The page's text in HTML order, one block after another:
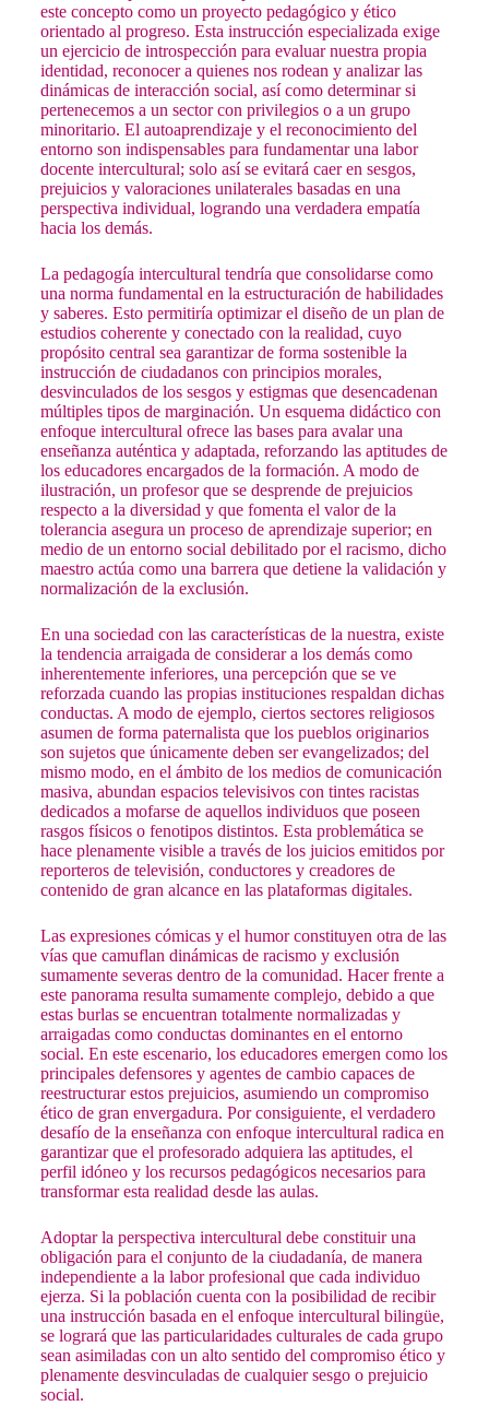
este concepto como un proyecto pedagógico y ético
orientado al progreso. Esta instrucción especializada exige
un ejercicio de introspección para evaluar nuestra propia
identidad, reconocer a quienes nos rodean y analizar las
dinámicas de interacción social, así como determinar si
pertenecemos a un sector con privilegios o a un grupo
minoritario. El autoaprendizaje y el reconocimiento del
entorno son indispensables para fundamentar una labor
docente intercultural; solo así se evitará caer en sesgos,
prejuicios y valoraciones unilaterales basadas en una
perspectiva individual, logrando una verdadera empatía
hacia los demás.
La pedagogía intercultural tendría que consolidarse como
una norma fundamental en la estructuración de habilidades
y saberes. Esto permitiría optimizar el diseño de un plan de
estudios coherente y conectado con la realidad, cuyo
propósito central sea garantizar de forma sostenible la
instrucción de ciudadanos con principios morales,
desvinculados de los sesgos y estigmas que desencadenan
múltiples tipos de marginación. Un esquema didáctico con
enfoque intercultural ofrece las bases para avalar una
enseñanza auténtica y adaptada, reforzando las aptitudes de
los educadores encargados de la formación. A modo de
ilustración, un profesor que se desprende de prejuicios
respecto a la diversidad y que fomenta el valor de la
tolerancia asegura un proceso de aprendizaje superior; en
medio de un entorno social debilitado por el racismo, dicho
maestro actúa como una barrera que detiene la validación y
normalización de la exclusión.
En una sociedad con las características de la nuestra, existe
la tendencia arraigada de considerar a los demás como
inherentemente inferiores, una percepción que se ve
reforzada cuando las propias instituciones respaldan dichas
conductas. A modo de ejemplo, ciertos sectores religiosos
asumen de forma paternalista que los pueblos originarios
son sujetos que únicamente deben ser evangelizados; del
mismo modo, en el ámbito de los medios de comunicación
masiva, abundan espacios televisivos con tintes racistas
dedicados a mofarse de aquellos individuos que poseen
rasgos físicos o fenotipos distintos. Esta problemática se
hace plenamente visible a través de los juicios emitidos por
reporteros de televisión, conductores y creadores de
contenido de gran alcance en las plataformas digitales.
Las expresiones cómicas y el humor constituyen otra de las
vías que camuflan dinámicas de racismo y exclusión
sumamente severas dentro de la comunidad. Hacer frente a
este panorama resulta sumamente complejo, debido a que
estas burlas se encuentran totalmente normalizadas y
arraigadas como conductas dominantes en el entorno
social. En este escenario, los educadores emergen como los
principales defensores y agentes de cambio capaces de
reestructurar estos prejuicios, asumiendo un compromiso
ético de gran envergadura. Por consiguiente, el verdadero
desafío de la enseñanza con enfoque intercultural radica en
garantizar que el profesorado adquiera las aptitudes, el
perfil idóneo y los recursos pedagógicos necesarios para
transformar esta realidad desde las aulas.
Adoptar la perspectiva intercultural debe constituir una
obligación para el conjunto de la ciudadanía, de manera
independiente a la labor profesional que cada individuo
ejerza. Si la población cuenta con la posibilidad de recibir
una instrucción basada en el enfoque intercultural bilingüe,
se logrará que las particularidades culturales de cada grupo
sean asimiladas con un alto sentido del compromiso ético y
plenamente desvinculadas de cualquier sesgo o prejuicio
social.